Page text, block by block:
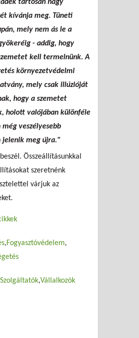
tartósan nagy
kívánja meg. Tüneti
mely nem ás le a
- addig, hogy
kell termelnünk. A
környezetvédelmi
mely csak illúzióját
hogy a szemetet
holott valójában különféle
veszélyesebb
jelenik meg újra."
Összeállításunkkal
szeretnénk
várjuk az
Fogyasztóvédelem
Szolgáltatók Vállalkozók